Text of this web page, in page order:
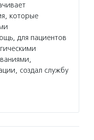
которые
для пациентов
создал службу